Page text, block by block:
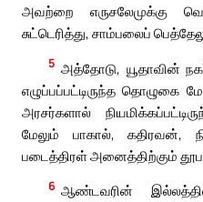
அவற்றை எருசலேமுக்கு
சுட்டெரித்து, சாம்பலைப்
5 அத்தோடு, யூதாவின்
எழுப்பப்பட்டிருந்த தொழுகை
அரசர்களால்
மேலும் பாகால், கதிரவன்,
படைத்திரள் அனைத்திற்கும்
6 ஆண்டவரின்